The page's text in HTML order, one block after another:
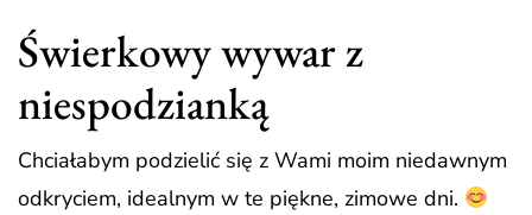
Świerkowy wywar z
niespodzianką
Chciałabym podzielić się z Wami moim niedawnym
odkryciem, idealnym w te piękne, zimowe dni.